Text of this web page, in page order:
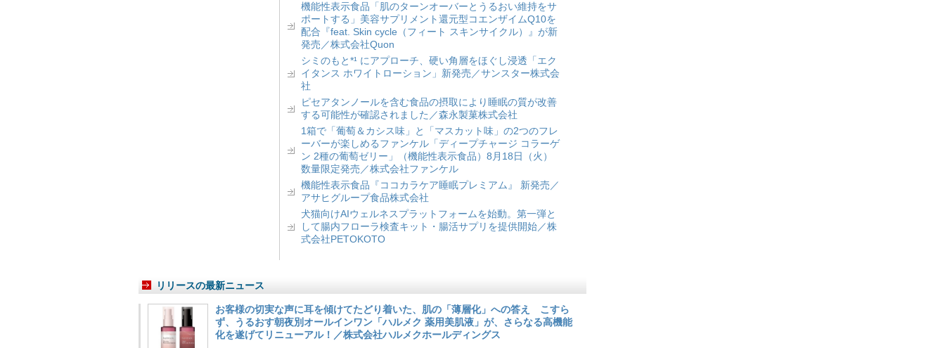
機能性表示食品「肌のターンオーバーとうるおい維持をサ
ポートする」美容サプリメント還元型コエンザイムQ10を
配合『feat. Skin cycle（フィート スキンサイクル）』が新
発売／株式会社Quon
シミのもと*¹ にアプローチ、硬い角層をほぐし浸透「エク
イタンス ホワイトローション」新発売／サンスター株式会
社
ピセアタンノールを含む食品の摂取により睡眠の質が改善
する可能性が確認されました／森永製菓株式会社
1箱で「葡萄＆カシス味」と「マスカット味」の2つのフレ
ーバーが楽しめるファンケル「ディープチャージ コラーゲ
ン 2種の葡萄ゼリー」（機能性表示食品）8月18日（火）
数量限定発売／株式会社ファンケル
機能性表示食品『ココカラケア睡眠プレミアム』 新発売／
アサヒグループ食品株式会社
犬猫向けAIウェルネスプラットフォームを始動。第一弾と
して腸内フローラ検査キット・腸活サプリを提供開始／株
式会社PETOKOTO
リリースの最新ニュース
お客様の切実な声に耳を傾けてたどり着いた、肌の「薄層化」への答え こすら
ず、うるおす朝夜別オールインワン「ハルメク 薬用美肌液」が、さらなる高機能
化を遂げてリニューアル！／株式会社ハルメクホールディングス